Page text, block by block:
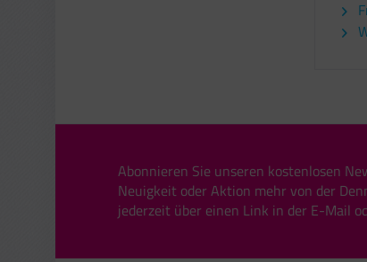
Abonnieren Sie unseren kostenlosen
Neuigkeit oder Aktion mehr von der
jederzeit über einen Link in der E-Mail